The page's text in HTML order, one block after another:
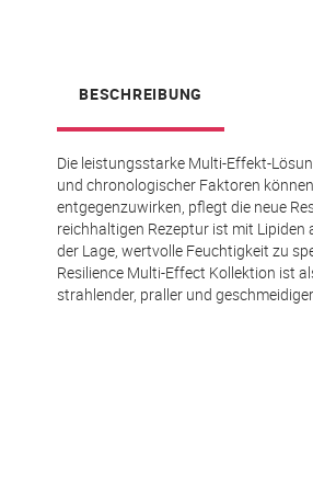
BESCHREIBUNG
Die leistungsstarke Multi-Effekt-
und chronologischer Faktoren
entgegenzuwirken, pflegt die neue
reichhaltigen Rezeptur ist mit
der Lage, wertvolle Feuchtigkeit zu
Resilience Multi-Effect Kollektion ist
strahlender, praller und